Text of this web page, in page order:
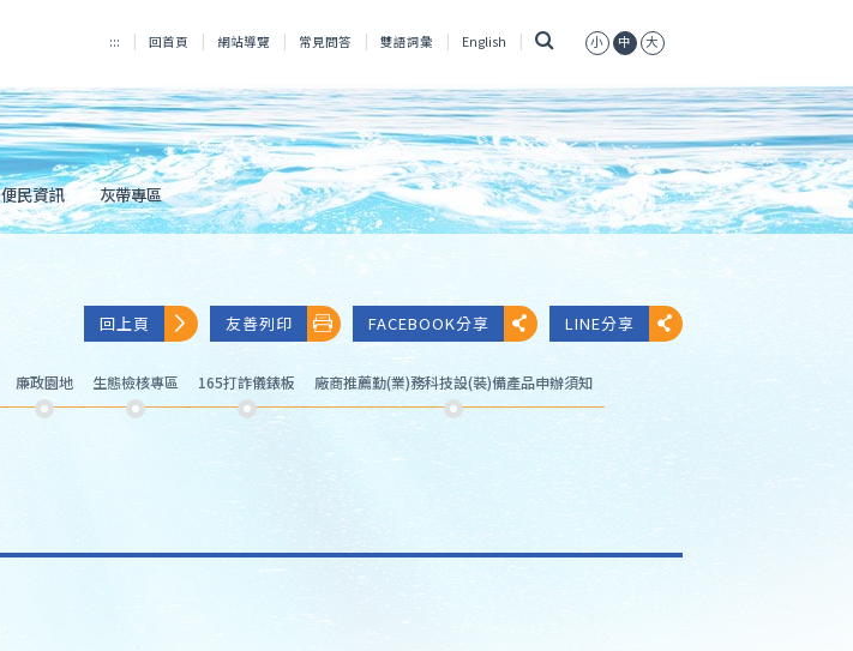
::: 回首頁 網站導覽 常見問答 雙語詞彙 English 小 中 大
便民資訊 灰帶專區
回上頁 友善列印 FACEBOOK分享 LINE分享
廉政園地 生態檢核專區 165打詐儀錶板 廠商推薦勤(業)務科技設(裝)備產品申辦須知